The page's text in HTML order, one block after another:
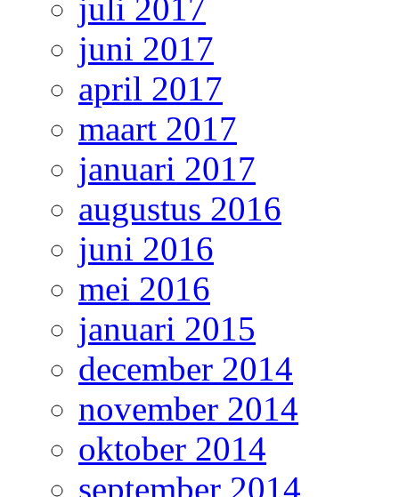
juli 2017
juni 2017
april 2017
maart 2017
januari 2017
augustus 2016
juni 2016
mei 2016
januari 2015
december 2014
november 2014
oktober 2014
september 2014